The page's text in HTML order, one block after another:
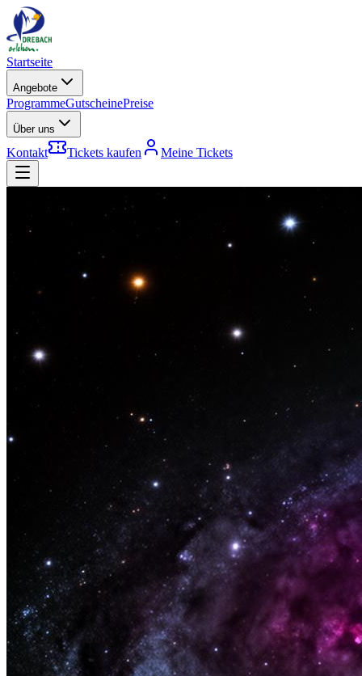
Startseite
Angebote
ProgrammeGutscheinePreise
Über uns
Kontakt Tickets kaufen Meine Tickets